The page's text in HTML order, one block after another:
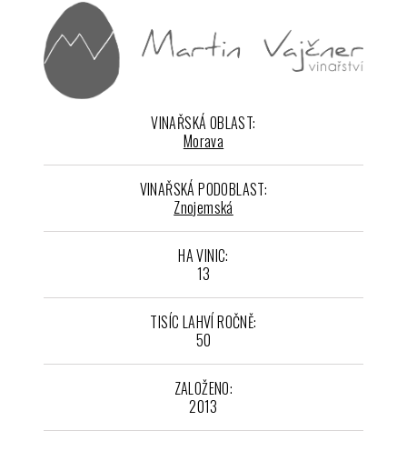
VINAŘSKÁ OBLAST:
Morava
VINAŘSKÁ PODOBLAST:
Znojemská
HA VINIC:
13
TISÍC LAHVÍ ROČNĚ:
50
ZALOŽENO:
2013